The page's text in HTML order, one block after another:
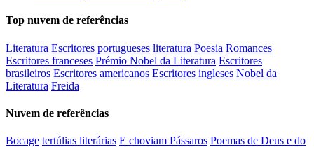
Top nuvem de referências
Literatura Escritores portugueses literatura Poesia Romances
Escritores franceses Prémio Nobel da Literatura Escritores
brasileiros Escritores americanos Escritores ingleses Nobel da
Literatura Freida
Nuvem de referências
Bocage tertúlias literárias E choviam Pássaros Poemas de Deus e do